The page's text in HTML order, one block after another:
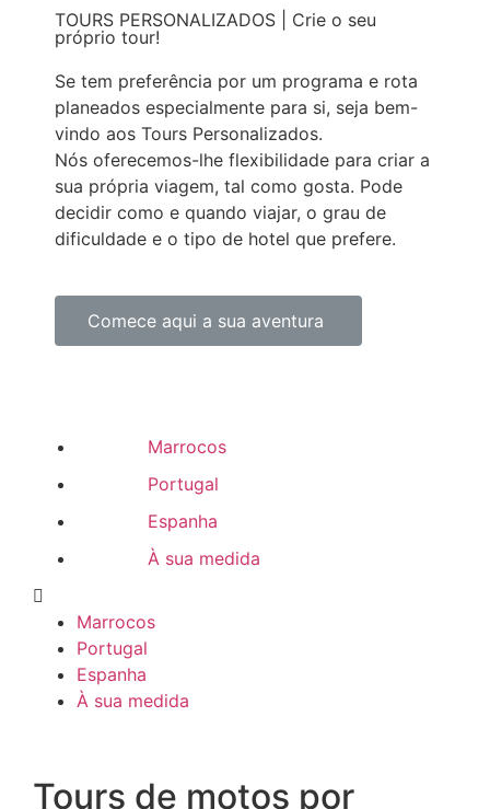
TOURS PERSONALIZADOS
Crie o seu
próprio tour!
Se tem preferência por um programa e rota
planeados especialmente para si, seja bem-
vindo aos Tours Personalizados.
Nós oferecemos-lhe flexibilidade para criar a
sua própria viagem, tal como gosta. Pode
decidir como e quando viajar, o grau de
dificuldade e o tipo de hotel que prefere.
Comece aqui a sua aventura
Marrocos
Portugal
Espanha
À sua medida
Marrocos
Portugal
Espanha
À sua medida
Tours de motos por